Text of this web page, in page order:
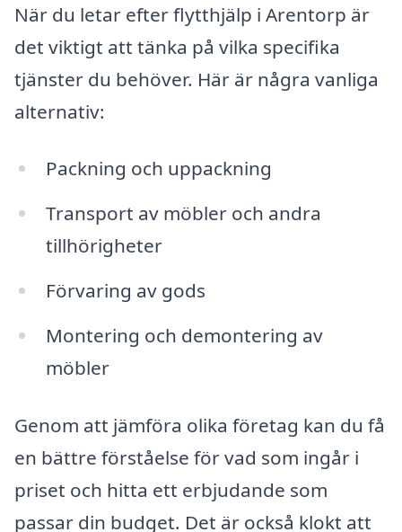
När du letar efter flytthjälp i Arentorp är
det viktigt att tänka på vilka specifika
tjänster du behöver. Här är några vanliga
alternativ:
Packning och uppackning
Transport av möbler och andra
tillhörigheter
Förvaring av gods
Montering och demontering av
möbler
Genom att jämföra olika företag kan du få
en bättre förståelse för vad som ingår i
priset och hitta ett erbjudande som
passar din budget. Det är också klokt att